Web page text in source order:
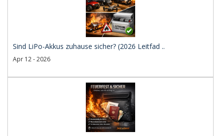
Sind LiPo-Akkus zuhause sicher? (2026 Leitfad ..
Apr 12 - 2026